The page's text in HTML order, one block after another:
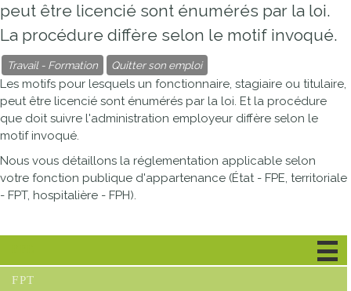
peut être licencié sont énumérés par la loi.
La procédure diffère selon le motif invoqué.
Travail - Formation Quitter son emploi
Les motifs pour lesquels un fonctionnaire, stagiaire ou titulaire,
peut être licencié sont énumérés par la loi. Et la procédure
que doit suivre l'administration employeur diffère selon le
motif invoqué.
Nous vous détaillons la réglementation applicable selon
votre fonction publique d'appartenance (État - FPE, territoriale
- FPT, hospitalière - FPH).
FPT